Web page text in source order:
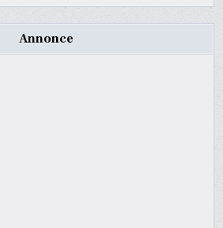
Annonce